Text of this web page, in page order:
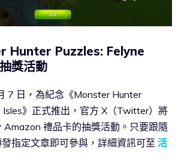
Hunter Puzzles: Felyne
獎活動
7 日，為紀念《Monster Hunter
Isles》正式推出，官方 X（Twitter）將
Amazon 禮品卡的抽獎活動。只要跟隨
指定文章即可參與，詳細資訊可至 活